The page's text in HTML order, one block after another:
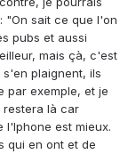
"On sait ce que l'on
pubs et aussi
mais çà, c'est
plaignent, ils
par exemple, et je
restera là car
est mieux.
qui en ont et de